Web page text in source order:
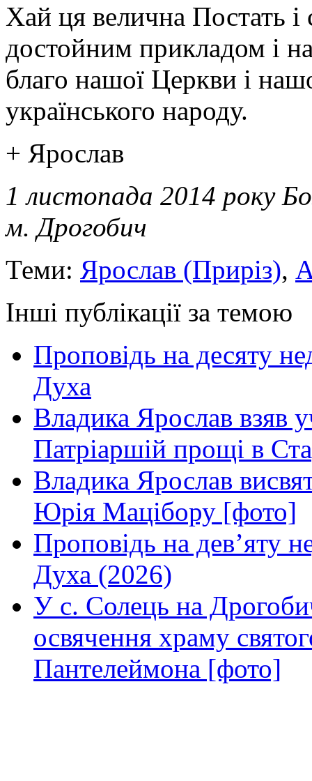
Хай ця велична Постать і
достойним прикладом і
благо нашої Церкви і
українського народу.
+ Ярослав
1 листопада 2014 року
м. Дрогобич
Теми: Ярослав (Приріз),
Інші публікації за темою
Проповідь на десяту
Духа
Владика Ярослав взяв
Патріаршій прощі в
Владика Ярослав
Юрія Мацібору [фото]
Проповідь на дев’яту
Духа (2026)
У с. Солець на
освячення храму
Пантелеймона [фото]